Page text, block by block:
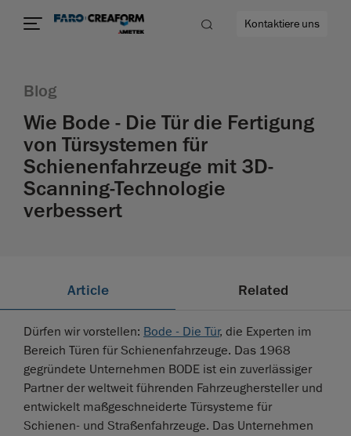
Kontaktiere uns
Blog
Wie Bode - Die Tür die Fertigung
von Türsystemen für
Schienenfahrzeuge mit 3D-
Scanning-Technologie
verbessert
Article Related
Dürfen wir vorstellen: Bode - Die Tür, die Experten im
Bereich Türen für Schienenfahrzeuge. Das 1968
gegründete Unternehmen BODE ist ein zuverlässiger
Partner der weltweit führenden Fahrzeughersteller und
entwickelt maßgeschneiderte Türsysteme für
Schienen- und Straßenfahrzeuge. Das Unternehmen